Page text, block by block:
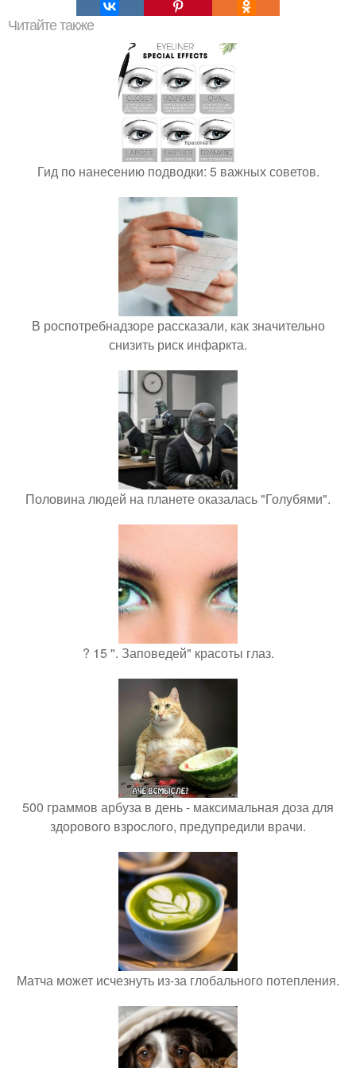
Читайте также
Гид по нанесению подводки: 5 важных советов.
В роспотребнадзоре рассказали, как значительно
снизить риск инфаркта.
Половина людей на планете оказалась "Голубями".
? 15 ". Заповедей" красоты глаз.
500 граммов арбуза в день - максимальная доза для
здорового взрослого, предупредили врачи.
Матча может исчезнуть из-за глобального потепления.